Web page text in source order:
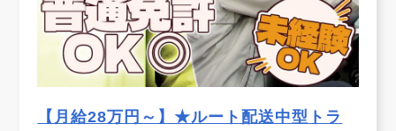
【月給28万円～】★ルート配送中型トラ